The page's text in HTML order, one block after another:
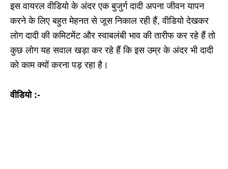
इस वायरल वीडियो के अंदर एक बुजुर्ग दादी अपना जीवन यापन
करने के लिए बहुत मेहनत से जूस निकाल रही हैं, वीडियो देखकर
लोग दादी की कमिटमेंट और स्वाबलंबी भाव की तारीफ कर रहे हैं तो
कुछ लोग यह सवाल खड़ा कर रहे हैं कि इस उम्र के अंदर भी दादी
को काम क्यों करना पड़ रहा है।
वीडियो :-